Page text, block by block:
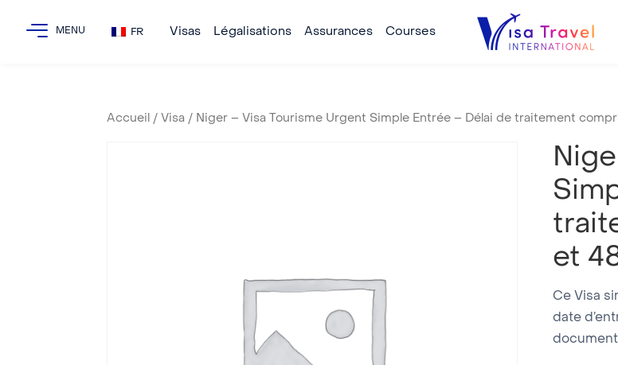
FR Visas Légalisations Assurances Courses
Accueil / Visa / Niger – Visa Tourisme Urgent Simple Entrée – Délai de traitement
et
Ce Visa
date